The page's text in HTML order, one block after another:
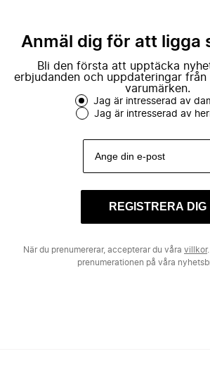
Anmäl dig för att ligga
Bli den första att upptäcka
erbjudanden och uppdateringar från
varumärken.
Jag är intresserad av
Jag är intresserad av
REGISTRERA DIG
När du prenumererar, accepterar du våra villkor
prenumerationen på våra